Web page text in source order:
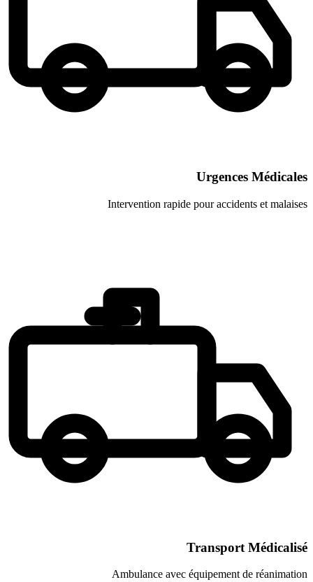
Intervention rapide pour
Ambulance avec